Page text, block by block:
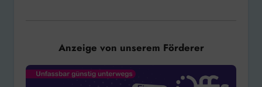
Anzeige von unserem Förderer